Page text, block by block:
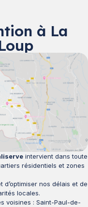
à La
intervient dans toute
résidentiels et zones
nos délais et de
locales.
voisines : Saint-Paul-de-